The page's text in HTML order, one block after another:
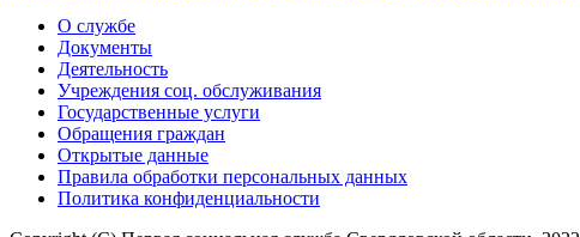
О службе
Документы
Деятельность
Учреждения соц. обслуживания
Государственные услуги
Обращения граждан
Открытые данные
Правила обработки персональных данных
Политика конфиденциальности